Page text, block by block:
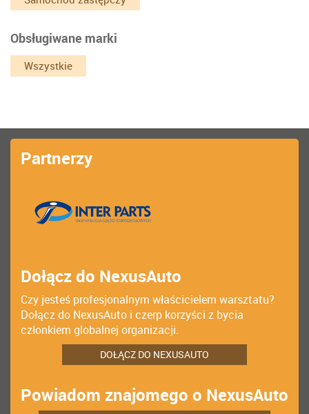
Obsługiwane marki
Wszystkie
Partnerzy
Dołącz do NexusAuto
Czy jesteś profesjonalnym właścicielem warsztatu?
Dołącz do NexusAuto i czerp korzyści z bycia
członkiem globalnej organizacji.
DOŁĄCZ DO NEXUSAUTO
Powiadom znajomego o NexusAuto